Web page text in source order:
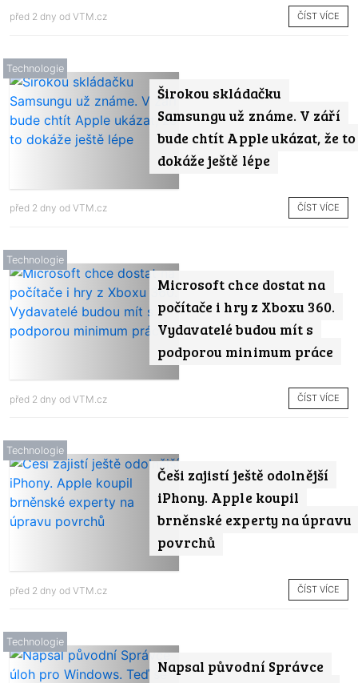
před 2 dny od VTM.cz ČÍST VÍCE
Širokou skládačku
Samsungu už známe. V září
bude chtít Apple ukázat, že to
dokáže ještě lépe
Technologie
před 2 dny od VTM.cz ČÍST VÍCE
Microsoft chce dostat na
počítače i hry z Xboxu 360.
Vydavatelé budou mít s
podporou minimum práce
Technologie
před 2 dny od VTM.cz ČÍST VÍCE
Češi zajistí ještě odolnější
iPhony. Apple koupil
brněnské experty na úpravu
povrchů
Technologie
před 2 dny od VTM.cz ČÍST VÍCE
Napsal původní Správce
Technologie